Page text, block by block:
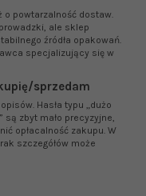
powtarzalność dostaw.
ale sklep
źródła opakowań.
specjalizujący się w
sprzedam
Hasła typu „dużo
są zbyt mało precyzyjne,
opłacalność zakupu. W
szczegółów może